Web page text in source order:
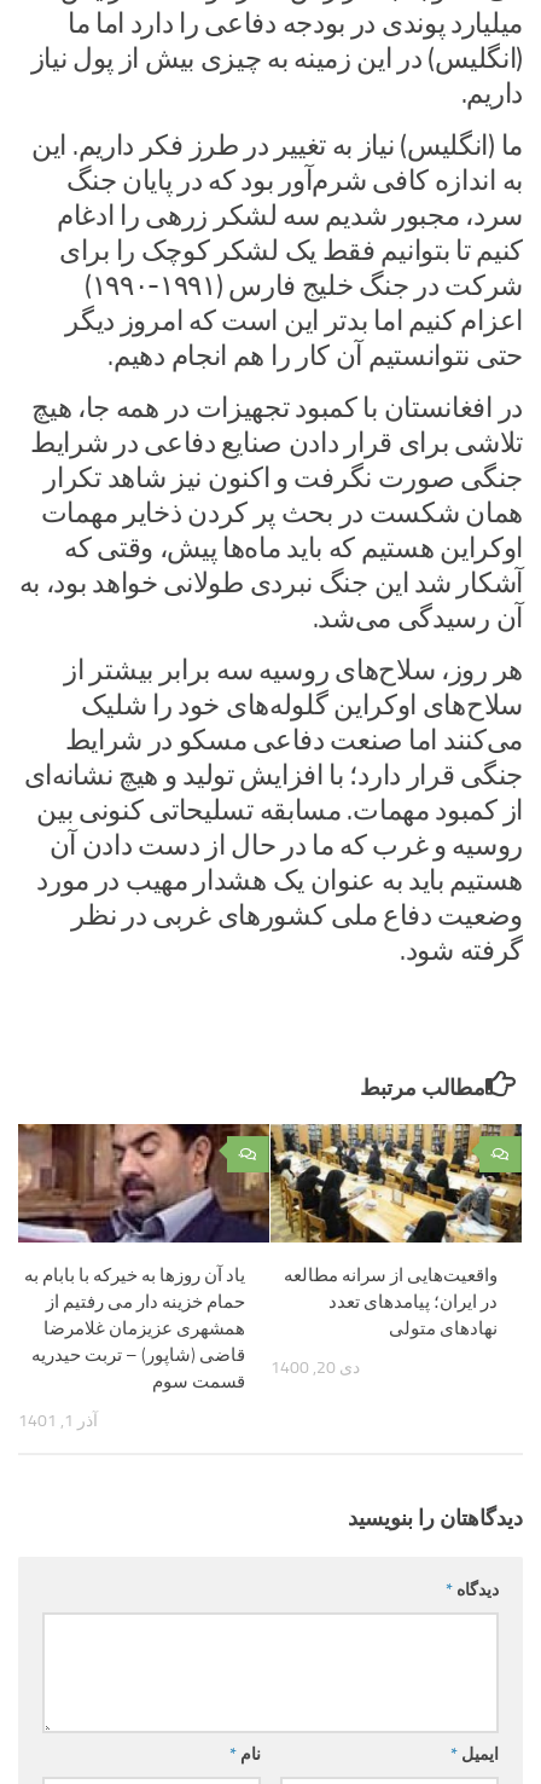
میلیارد پوندی در بودجه دفاعی را دارد اما ما
(انگلیس) در این زمینه به چیزی بیش از پول نیاز
داریم.
ما (انگلیس) نیاز به تغییر در طرز فکر داریم. این
به اندازه کافی شرم‌آور بود که در پایان جنگ
سرد، مجبور شدیم سه لشکر زرهی را ادغام
کنیم تا بتوانیم فقط یک لشکر کوچک را برای
شرکت در جنگ خلیج فارس (۱۹۹۱-۱۹۹۰)
اعزام کنیم اما بدتر این است که امروز دیگر
حتی نتوانستیم آن کار را هم انجام دهیم.
در افغانستان با کمبود تجهیزات در همه جا، هیچ
تلاشی برای قرار دادن صنایع دفاعی در شرایط
جنگی صورت نگرفت و اکنون نیز شاهد تکرار
همان شکست در بحث پر کردن ذخایر مهمات
اوکراین هستیم که باید ماه‌ها پیش، وقتی که
آشکار شد این جنگ نبردی طولانی خواهد بود، به
آن رسیدگی می‌شد.
هر روز، سلاح‌های روسیه سه برابر بیشتر از
سلاح‌های اوکراین گلوله‌های خود را شلیک
می‌کنند اما صنعت دفاعی مسکو در شرایط
جنگی قرار دارد؛ با افزایش تولید و هیچ نشانه‌ای
از کمبود مهمات. مسابقه تسلیحاتی کنونی بین
روسیه و غرب که ما در حال از دست دادن آن
هستیم باید به عنوان یک هشدار مهیب در مورد
وضعیت دفاع ملی کشورهای غربی در نظر
گرفته شود.
مطالب مرتبط
۰
یاد آن روزها به خیرکه با بابام به
حمام خزینه دار می رفتیم از
همشهری عزیزمان غلامرضا
قاضی (شاپور) – تربت حیدریه
قسمت سوم
آذر 1, 1401
۰
واقعیت‌هایی از سرانه مطالعه
در ایران؛ پیامدهای تعدد
نهادهای متولی
دی 20, 1400
دیدگاهتان را بنویسید
دیدگاه *
نام * ایمیل *